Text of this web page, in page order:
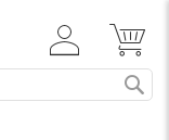
ZALOGUJ
SIĘ